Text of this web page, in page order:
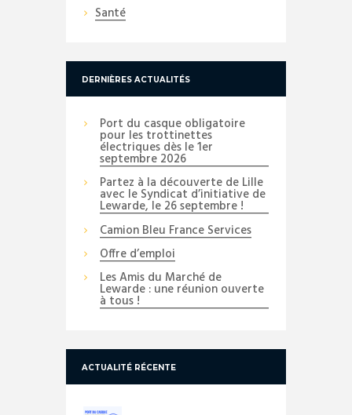
Santé
DERNIÈRES ACTUALITÉS
Port du casque obligatoire
pour les trottinettes
électriques dès le 1er
septembre 2026
Partez à la découverte de Lille
avec le Syndicat d’initiative de
Lewarde, le 26 septembre !
Camion Bleu France Services
Offre d’emploi
Les Amis du Marché de
Lewarde : une réunion ouverte
à tous !
ACTUALITÉ RÉCENTE